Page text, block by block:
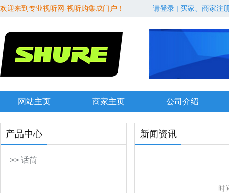
欢迎来到专业视听网-视听购集成门户！ 请登录 | 买家、商家注
网站主页 商家主页 公司介绍
产品中心
>> 话筒
新闻资讯
时